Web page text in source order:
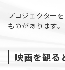
プロジェクター
ものがあります。
映画を観る